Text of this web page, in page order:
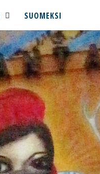
SUOMEKSI